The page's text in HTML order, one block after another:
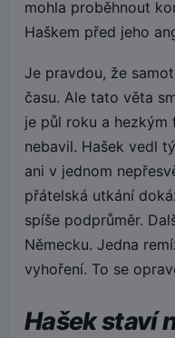
mohla proběhnout
Haškem před jeho
Je pravdou, že
času. Ale tato věta
je půl roku a
nebavil. Hašek vedl
ani v jednom
přátelská utkání
spíše podprůměr.
Německu. Jedna
vyhoření. To se
Hašek staví